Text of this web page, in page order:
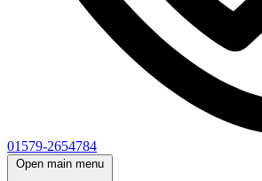
01579-2654784
Open main menu